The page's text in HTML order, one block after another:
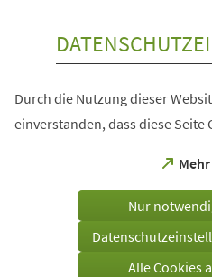
Durch die Nutzung dieser
einverstanden, dass diese Seite
(Öffnet
einem
Tab)
Nur
Alle Cookies